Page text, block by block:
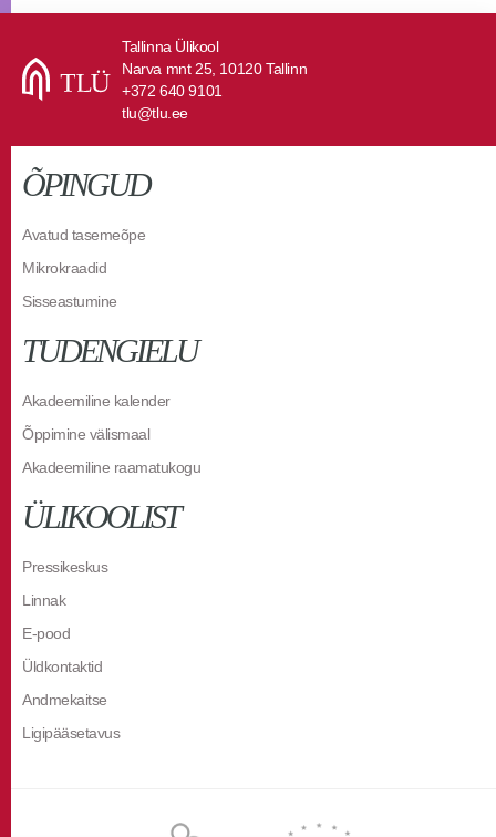
Tallinna Ülikool
Narva mnt 25, 10120 Tallinn
+372 640 9101
tlu@tlu.ee
ÕPINGUD
Avatud tasemeõpe
Mikrokraadid
Sisseastumine
TUDENGIELU
Akadeemiline kalender
Õppimine välismaal
Akadeemiline raamatukogu
ÜLIKOOLIST
Pressikeskus
Linnak
E-pood
Üldkontaktid
Andmekaitse
Ligipääsetavus